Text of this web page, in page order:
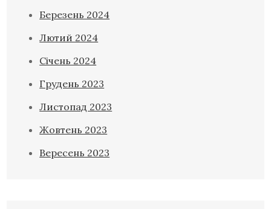
Березень 2024
Лютий 2024
Січень 2024
Грудень 2023
Листопад 2023
Жовтень 2023
Вересень 2023